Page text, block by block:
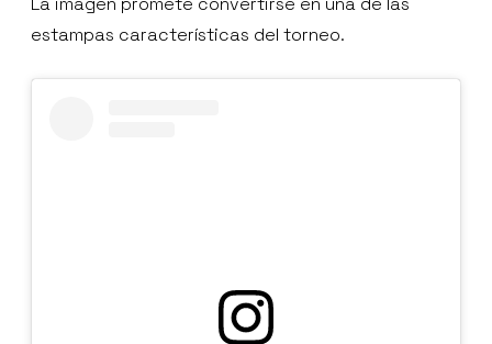
estampas características del torneo.